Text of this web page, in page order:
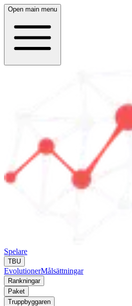
Open main menu
Spelare
TBU
EvolutionerMålsättningar
Rankningar
Paket
Truppbyggaren